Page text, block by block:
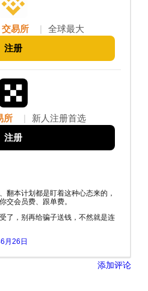
交易所 全球最大
注册
所 新人注册首选
注册
翻本计划都是盯着这种心态来的，
交会员费、跟单费。
了，别再给骗子送钱，不然就是连
月26日
添加评论